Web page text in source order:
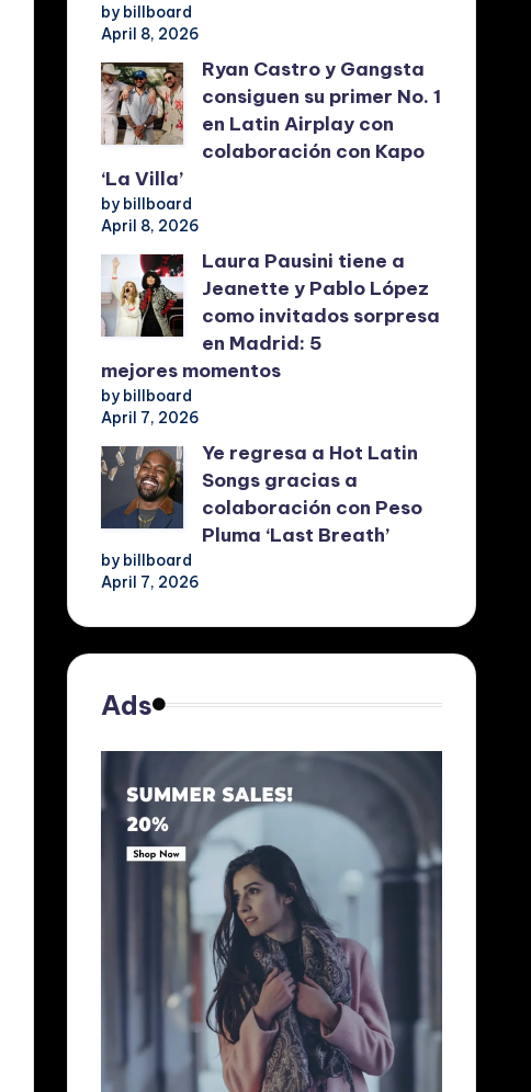
by billboard
April 8, 2026
Ryan Castro y Gangsta
consiguen su primer No. 1
en Latin Airplay con
colaboración con Kapo
‘La Villa’
by billboard
April 8, 2026
Laura Pausini tiene a
Jeanette y Pablo López
como invitados sorpresa
en Madrid: 5
mejores momentos
by billboard
April 7, 2026
Ye regresa a Hot Latin
Songs gracias a
colaboración con Peso
Pluma ‘Last Breath’
by billboard
April 7, 2026
Ads